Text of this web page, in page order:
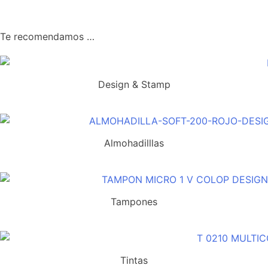
Te recomendamos …
Design & Stamp
Almohadilllas
Tampones
Tintas